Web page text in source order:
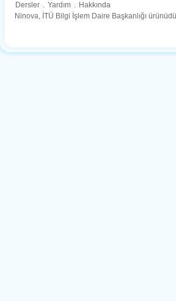
Dersler . Yardım . Hakkında
Ninova, İTÜ Bilgi İşlem Daire Başkanlığı